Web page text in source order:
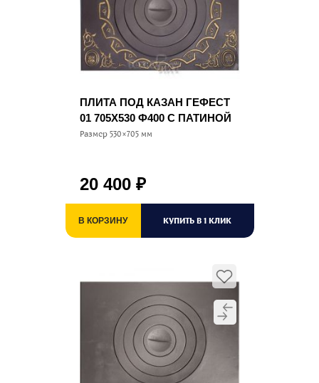
ПЛИТА ПОД КАЗАН ГЕФЕСТ
01 705Х530 Ф400 С ПАТИНОЙ
Размер 530×705 мм
20 400 ₽
В КОРЗИНУ КУПИТЬ В 1 КЛИК